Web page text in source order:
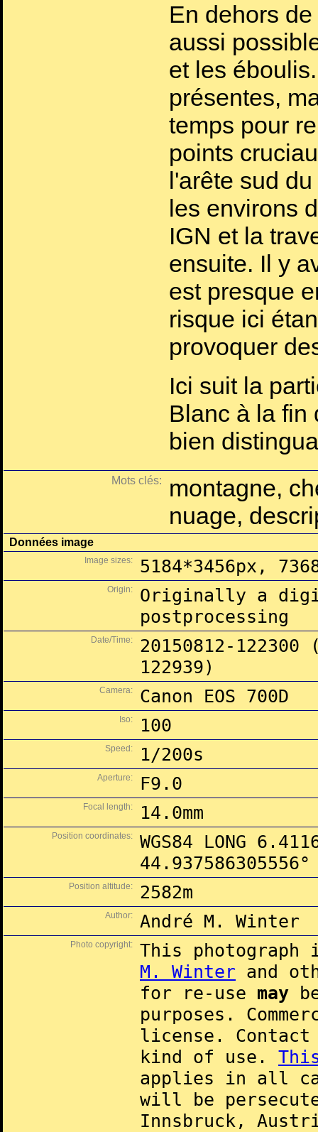
En dehors
aussi
et les
présentes,
temps pour
points
l'arête sud
les environs
IGN et la
ensuite. Il y
est presque
risque ici
provoquer
Ici suit la
Blanc à la fin
bien
Mots clés:
montagne,
nuage,
Données image
Image sizes: 5184*3456px,
Origin:
Originally a
postprocessing
Date/Time:
20150812-
122939)
Camera: Canon EOS 700D
Iso: 100
Speed: 1/200s
Aperture: F9.0
Focal length: 14.0mm
Position coordinates:
WGS84 LONG
44.937586305556°
Position altitude: 2582m
Author: André M. Winter
Photo copyright:
This
M. Winter and
for re-use may
purposes.
license.
kind of use.
applies in all
will be
Innsbruck,